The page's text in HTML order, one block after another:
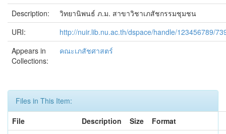
Description:
วิทยานิพนธ์ ภ.ม. สาขาวิชาเภสัชกรรมชุมชน
URI:
http://nuir.lib.nu.ac.th/dspace/handle/123456789/
Appears in
Collections:
คณะเภสัชศาสตร์
Files in This Item:
File
Description Size
Format